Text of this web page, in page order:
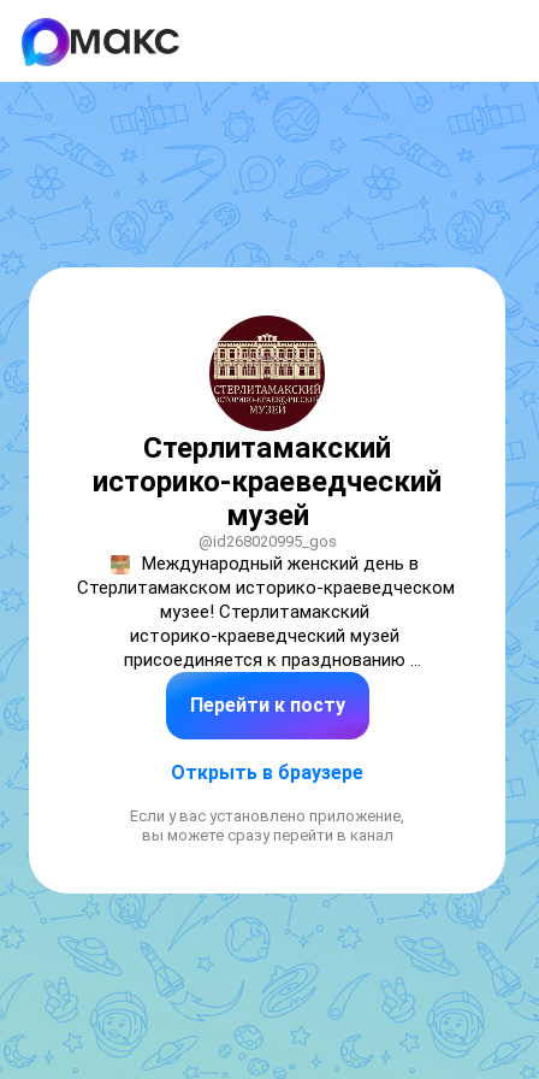
Стерлитамакский
историко-краеведческий
музей
@id268020995_gos
Международный женский день в
Стерлитамакском историко‑краеведческом
музее! Стерлитамакский
историко‑краеведческий музей
присоединяется к празднованию
Международного женского дня и с
радостью приглашает вас на
Республиканскую музейную акцию
мы дарим бесплатное посещение музея 7
детьми!
Перейти к посту
Открыть в браузере
Если у вас установлено приложение,
вы можете сразу перейти в канал